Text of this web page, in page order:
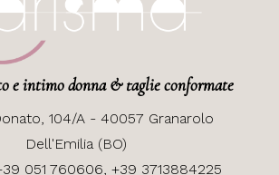
e intimo donna & taglie conformate
104/A - 40057 Granarolo
Dell'Emilia (BO)
051 760606,+39 3713884225